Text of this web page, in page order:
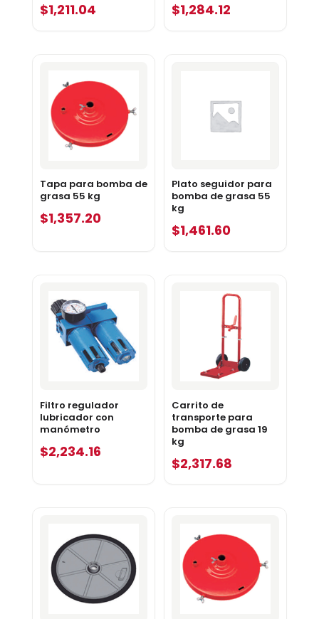
$1,211.04 $1,284.12
Tapa para bomba de
grasa 55 kg
$1,357.20
Plato seguidor para
bomba de grasa 55
kg
$1,461.60
Filtro regulador
lubricador con
manómetro
$2,234.16
Carrito de
transporte para
bomba de grasa 19
kg
$2,317.68